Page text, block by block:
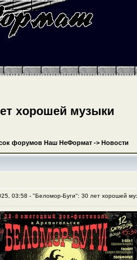
хорошей музыки
форумов Наш НеФормат-> Новости
03:58 - "Беломор-Буги": 30 лет хорошей